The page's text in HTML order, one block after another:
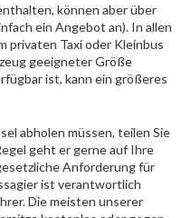
können aber über
ein Angebot an). In allen
privaten Taxi oder Kleinbus
geeigneter Größe
ist, kann ein größeres
abholen müssen, teilen Sie
geht er gerne auf Ihre
Anforderung für
ist verantwortlich
Die meisten unserer